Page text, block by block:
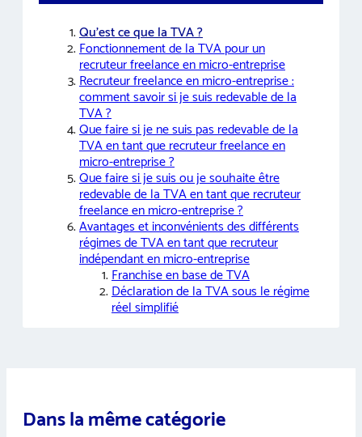
Qu’est ce que la TVA ?
Fonctionnement de la TVA pour un
recruteur freelance en micro-entreprise
Recruteur freelance en micro-entreprise :
comment savoir si je suis redevable de la
TVA ?
Que faire si je ne suis pas redevable de la
TVA en tant que recruteur freelance en
micro-entreprise ?
Que faire si je suis ou je souhaite être
redevable de la TVA en tant que recruteur
freelance en micro-entreprise ?
Avantages et inconvénients des différents
régimes de TVA en tant que recruteur
indépendant en micro-entreprise
Franchise en base de TVA
Déclaration de la TVA sous le régime
réel simplifié
Dans la même catégorie